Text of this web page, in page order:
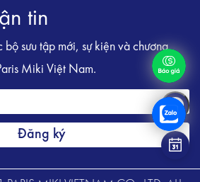
tin
bộ sưu tập mới, sự kiện và chương
Miki Việt Nam.
Đăng ký